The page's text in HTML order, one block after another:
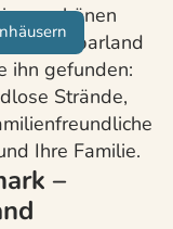
schönen
Nachbarland
ihn gefunden:
Strände,
Ihre Familie.
–